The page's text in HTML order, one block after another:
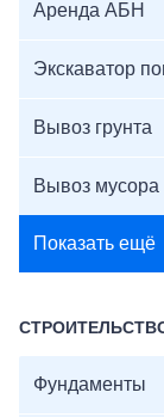
Аренда АБН
Экскаватор
Вывоз грунта
Вывоз мусора
Показать ещё
Фундаменты